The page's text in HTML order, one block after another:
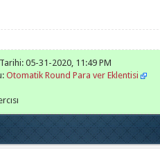
05-31-2020, 11:49 PM
Otomatik Round Para ver Eklentisi